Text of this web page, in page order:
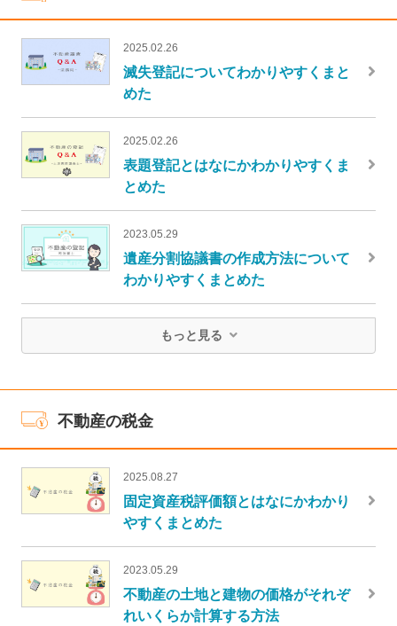
2025.02.26
滅失登記についてわかりやすくまと
めた
2025.02.26
表題登記とはなにかわかりやすくま
とめた
2023.05.29
遺産分割協議書の作成方法について
わかりやすくまとめた
もっと見る
不動産の税金
2025.08.27
固定資産税評価額とはなにかわかり
やすくまとめた
2023.05.29
不動産の土地と建物の価格がそれぞ
れいくらか計算する方法